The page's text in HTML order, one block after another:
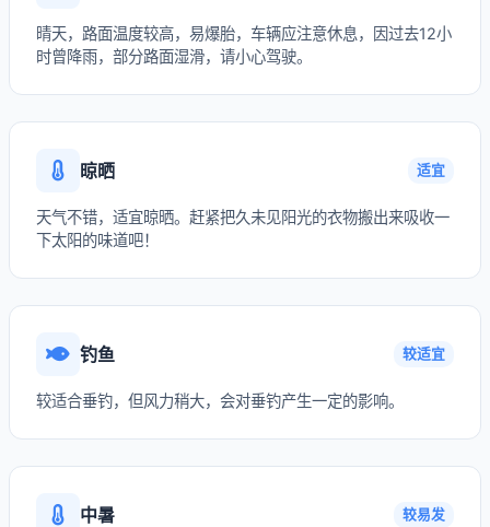
晴天，路面温度较高，易爆胎，车辆应注意休息，因过去12小
时曾降雨，部分路面湿滑，请小心驾驶。
晾晒 适宜
天气不错，适宜晾晒。赶紧把久未见阳光的衣物搬出来吸收一
下太阳的味道吧！
钓鱼 较适宜
较适合垂钓，但风力稍大，会对垂钓产生一定的影响。
中暑 较易发